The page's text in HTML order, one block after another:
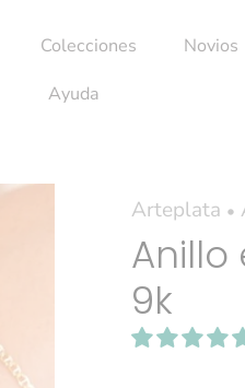
Colecciones Novios
Ayuda
Arteplata •
Anillo
9k